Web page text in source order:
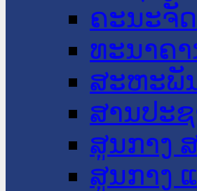
ຄະນະຈັ
ທະນາຄ
ສະຫະພັ
ສານປະ
ສູນກາງ
ສູນກາງ